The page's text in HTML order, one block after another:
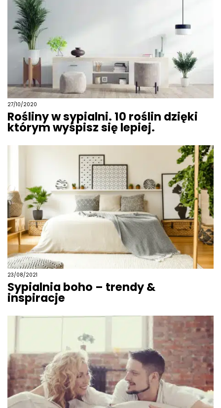
27/10/2020
Rośliny w sypialni. 10 roślin dzięki
którym wyśpisz się lepiej.
23/08/2021
Sypialnia boho – trendy &
inspiracje